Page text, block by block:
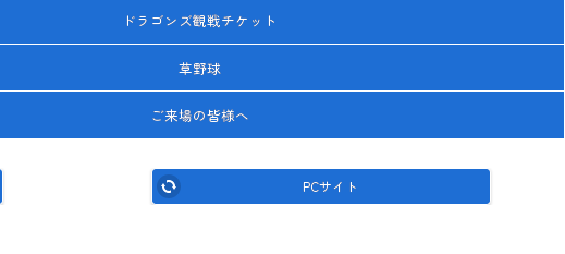
ドラゴンズ観戦チケット
草野球
ご来場の皆様へ
PCサイト